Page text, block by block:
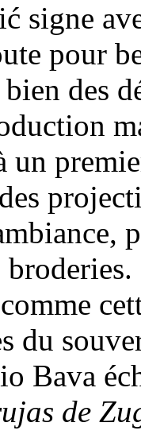
signe
pour
bien des
un
du
Bava
de